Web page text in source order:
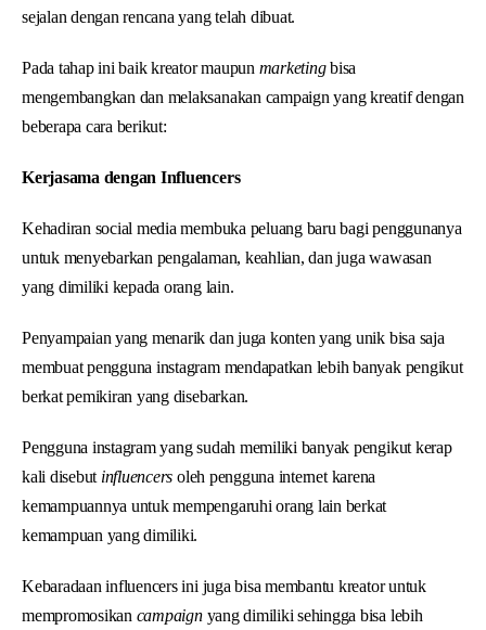
sejalan dengan rencana yang telah dibuat.
Pada tahap ini baik kreator maupun marketingbisa
mengembangkan dan melaksanakan campaign yang kreatif dengan
beberapa cara berikut:
Kerjasama dengan Influencers
Kehadiran social media membuka peluang baru bagi penggunanya
untuk menyebarkan pengalaman, keahlian, dan juga wawasan
yang dimiliki kepada orang lain.
Penyampaian yang menarik dan juga konten yang unik bisa saja
membuat pengguna instagram mendapatkan lebih banyak pengikut
berkat pemikiran yang disebarkan.
Pengguna instagram yang sudah memiliki banyak pengikut kerap
kali disebut influencers oleh pengguna internet karena
kemampuannya untuk mempengaruhi orang lain berkat
kemampuan yang dimiliki.
Kebaradaan influencers ini juga bisa membantu kreator untuk
mempromosikan campaign yang dimiliki sehingga bisa lebih